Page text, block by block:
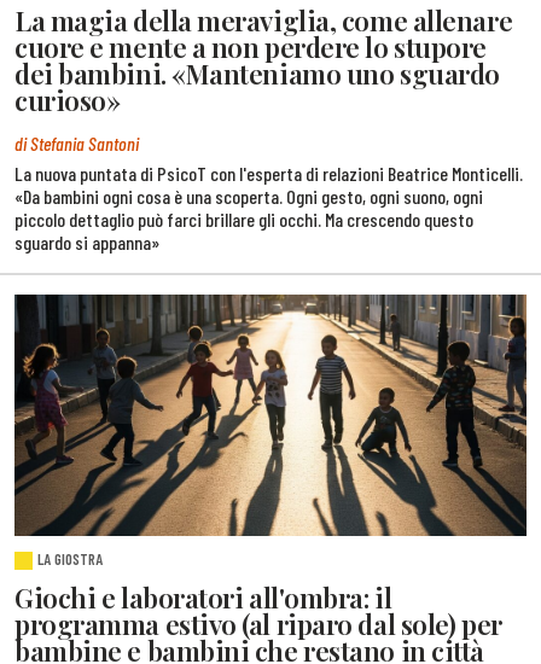
La magia della meraviglia, come allenare
cuore e mente a non perdere lo stupore
dei bambini. «Manteniamo uno sguardo
curioso»
di Stefania Santoni
La nuova puntata di PsicoT con l'esperta di relazioni Beatrice Monticelli.
«Da bambini ogni cosa è una scoperta. Ogni gesto, ogni suono, ogni
piccolo dettaglio può farci brillare gli occhi. Ma crescendo questo
sguardo si appanna»
LA GIOSTRA
Giochi e laboratori all'ombra: il
programma estivo (al riparo dal sole) per
bambine e bambini che restano in città